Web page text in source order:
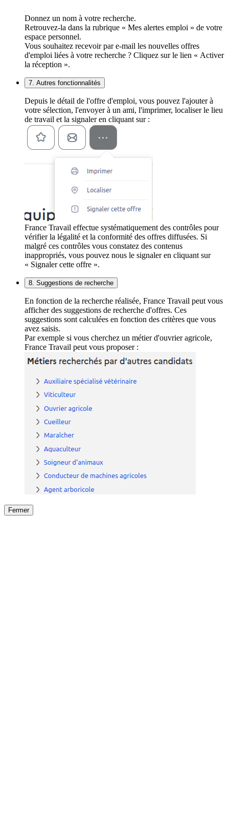
Donnez un nom à votre recherche.
Retrouvez-la dans la rubrique « Mes alertes emploi » de votre
espace personnel.
Vous souhaitez recevoir par e-mail les nouvelles offres
d'emploi liées à votre recherche ? Cliquez sur le lien « Activer
la réception ».
7. Autres fonctionnalités
Depuis le détail de l'offre d'emploi, vous pouvez l'ajouter à
votre sélection, l'envoyer à un ami, l'imprimer, localiser le lieu
de travail et la signaler en cliquant sur :
France Travail effectue systématiquement des contrôles pour
vérifier la légalité et la conformité des offres diffusées. Si
malgré ces contrôles vous constatez des contenus
inappropriés, vous pouvez nous le signaler en cliquant sur
« Signaler cette offre ».
8. Suggestions de recherche
En fonction de la recherche réalisée, France Travail peut vous
afficher des suggestions de recherche d'offres. Ces
suggestions sont calculées en fonction des critères que vous
avez saisis.
Par exemple si vous cherchez un métier d'ouvrier agricole,
France Travail peut vous proposer :
Fermer